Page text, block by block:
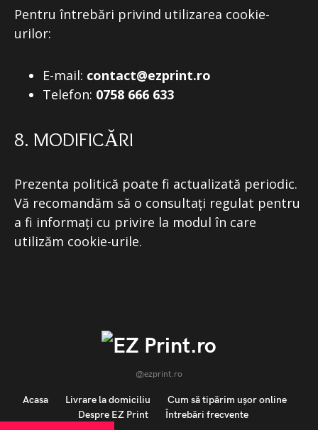
Pentru întrebări privind utilizarea cookie-
urilor:
E-mail: contact@ezprint.ro
Telefon: 0758 666 633
8. MODIFICĂRI
Prezenta politică poate fi actualizată periodic.
Vă recomandăm să o consultați regulat pentru
a fi informați cu privire la modul în care
utilizăm cookie-urile.
@ezprint.ro
Acasa Livrare la domiciliu
Cum să tipărim ușor online
Despre EZ Print
Întrebări frecvente